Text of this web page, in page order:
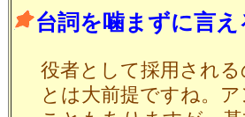
台詞を噛まずに言
役者として採用され
とは大前提ですね。